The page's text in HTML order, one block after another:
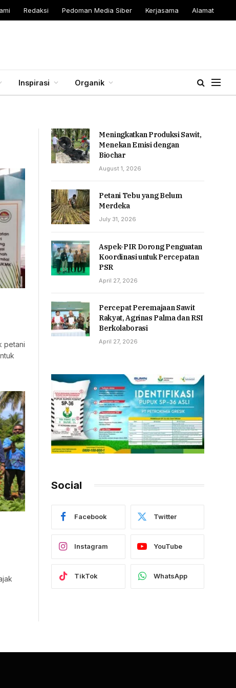
Redaksi Pedoman Media Siber Kerjasama Alamat
Inspirasi Organik
petani
Meningkatkan Produksi Sawit,
Menekan Emisi dengan
Biochar
August 1, 2026
Petani Tebu yang Belum
Merdeka
July 31, 2026
Aspek-PIR Dorong Penguatan
Koordinasi untuk Percepatan
PSR
April 27, 2026
Percepat Peremajaan Sawit
Rakyat, Agrinas Palma dan RSI
Berkolaborasi
April 27, 2026
Social
Facebook Twitter
Instagram YouTube
TikTok WhatsApp